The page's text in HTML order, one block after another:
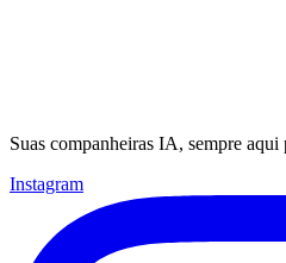
Suas companheiras IA, sempre aqui
Instagram